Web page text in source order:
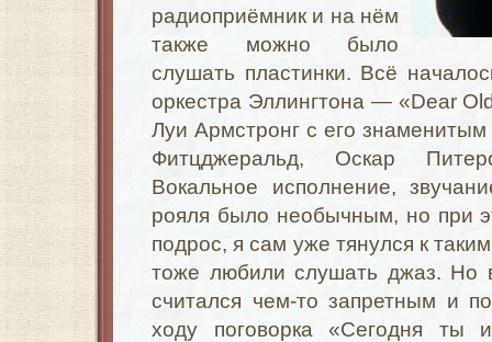
радиоприёмник и на нём
также можно было
слушать пластинки. Всё
оркестра Эллингтона — «Dear
Луи Армстронг с его
Фитцджеральд, Оскар
Вокальное исполнение,
рояля было необычным, но при
подрос, я сам уже тянулся к
тоже любили слушать джаз. Но
считался чем-то запретным и
ходу поговорка «Сегодня ты